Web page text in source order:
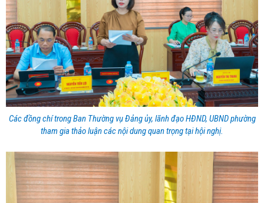
Các đồng chí trong Ban Thường vụ Đảng ủy, lãnh đạo HĐND, UBND phường
tham gia thảo luận các nội dung quan trọng tại hội nghị.